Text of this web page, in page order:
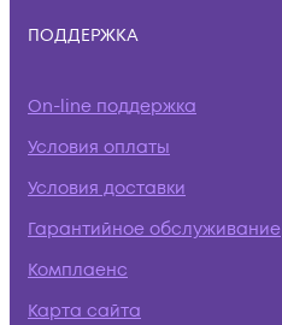
ПОДДЕРЖКА
On-line поддержка
Условия оплаты
Условия доставки
Гарантийное обслуживание
Комплаенс
Карта сайта